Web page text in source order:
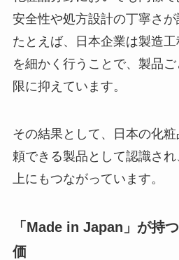
安全性や処方設計の丁寧さが
たとえば、日本企業は製造
を細かく行うことで、製品
限に抑えています。
その結果として、日本の化
頼できる製品として認識さ
上にもつながっています。
「Made in Japan」が持
価